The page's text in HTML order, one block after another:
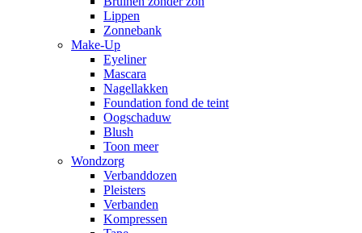
Lippen
Zonnebank
Make-Up
Eyeliner
Mascara
Nagellakken
Foundation fond de teint
Oogschaduw
Blush
Toon meer
Wondzorg
Verbanddozen
Pleisters
Verbanden
Kompressen